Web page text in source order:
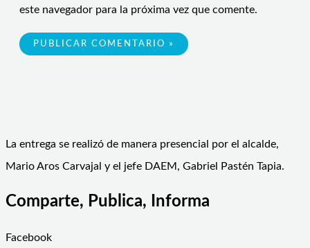
este navegador para la próxima vez que comente.
La entrega se realizó de manera presencial por el alcalde,
Mario Aros Carvajal y el jefe DAEM, Gabriel Pastén Tapia.
Comparte, Publica, Informa
Facebook